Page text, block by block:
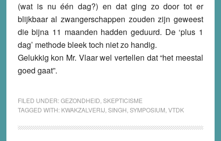
(wat is nu één dag?) en dat ging zo door tot er
blijkbaar al zwangerschappen zouden zijn geweest
die bijna 11 maanden hadden geduurd. De ‘plus 1
dag’ methode bleek toch niet zo handig.
Gelukkig kon Mr. Vlaar wel vertellen dat “het meestal
goed gaat”.
FILED UNDER:GEZONDHEID,SKEPTICISME
TAGGED WITH: KWAKZALVERIJ,SINGH,SYMPOSIUM,VTDK